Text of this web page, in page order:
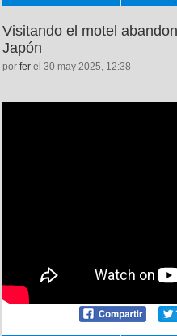
Visitando el motel
Japón
por fer el 30 may 2025, 12:38